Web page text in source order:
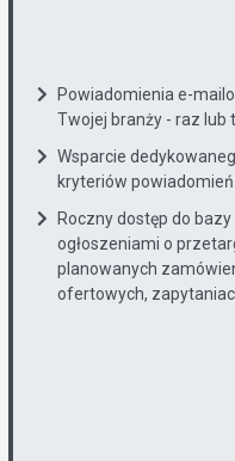
Powiadomienia e-
Twojej branży - raz lub
Wsparcie
kryteriów
Roczny dostęp do
ogłoszeniami o
planowanych
ofertowych,